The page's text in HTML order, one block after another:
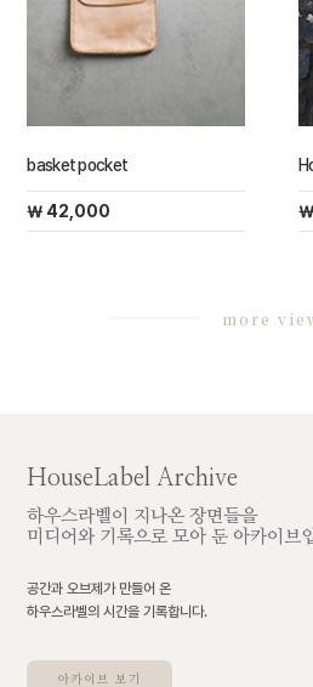
basket pocket
￦ 42,000
more
HouseLabel Archive
하우스라벨이 지나온 장면들을
미디어와 기록으로 모아 둔 아카이브
공간과 오브제가 만들어 온
하우스라벨의 시간을 기록합니다.
아카이브 보기